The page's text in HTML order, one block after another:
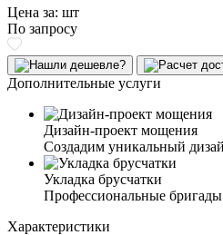
Цена за: шт
По запросу
Дополнительные услуги
Дизайн-проект мощения
Создадим уникальный
Укладка брусчатки
Профессиональные
Характеристики